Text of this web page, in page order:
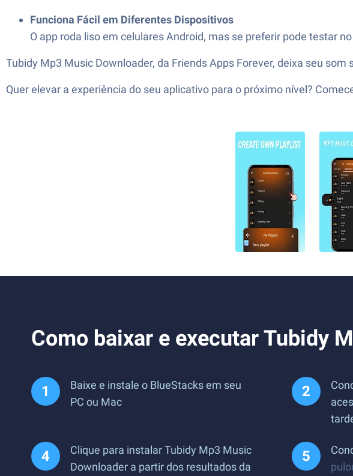
Funciona Fácil em Diferentes Dispositivos
O app roda liso em celulares Android, mas se preferir pode testar
Tubidy Mp3 Music Downloader, da Friends Apps Forever, deixa seu
Quer elevar a experiência do seu aplicativo para o próximo nível?
Como baixar e executar Tubidy
Baixe e instale o BlueStacks em seu
PC ou Mac
Clique para instalar Tubidy Mp3 Music
Downloader a partir dos resultados da